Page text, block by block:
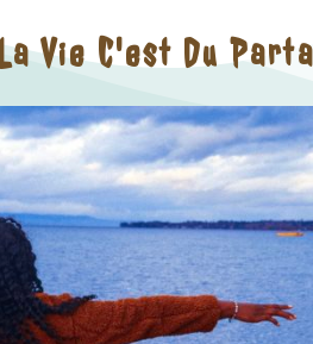
Vie C'est Du